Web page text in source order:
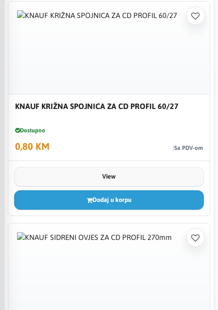
KNAUF KRIŽNA SPOJNICA ZA CD PROFIL 60/27
Dostupno
0,80 KM Sa PDV-om
View
Dodaj u korpu